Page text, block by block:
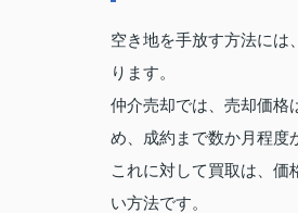
空き地を手放す方法には
ります。
仲介売却では、売却価格
め、成約まで数か月程度
これに対して買取は、
い方法です。